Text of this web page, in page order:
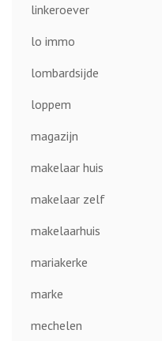
linkeroever
lo immo
lombardsijde
loppem
magazijn
makelaar huis
makelaar zelf
makelaarhuis
mariakerke
marke
mechelen